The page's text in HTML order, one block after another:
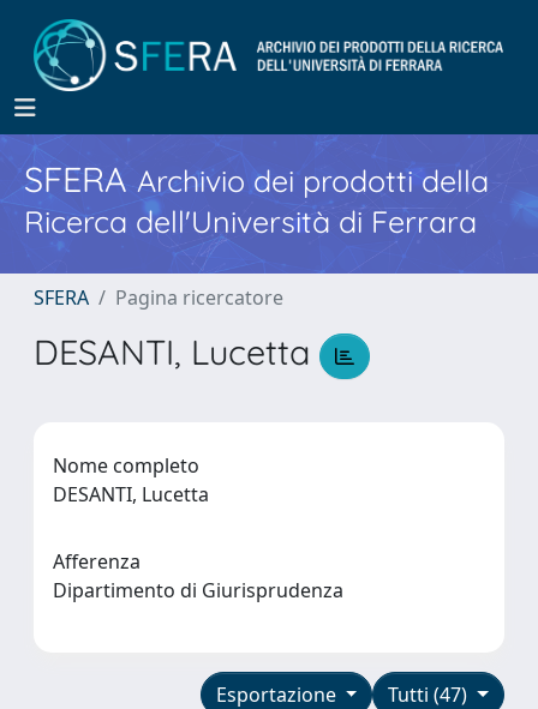
SFERA Archivio dei prodotti della
Ricerca dell'Università di Ferrara
SFERA Pagina ricercatore
DESANTI, Lucetta
Nome completo
DESANTI, Lucetta
Afferenza
Dipartimento di Giurisprudenza
Tutti (47)
Esportazione